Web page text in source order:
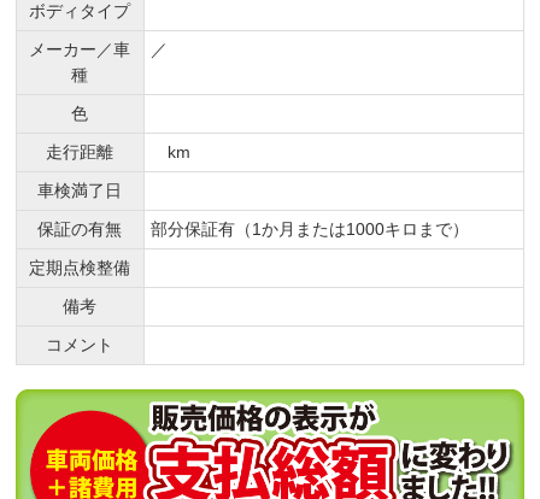
ボディタイプ
メーカー／車
種
／
色
走行距離
km
車検満了日
保証の有無
部分保証有（1か月または1000キロまで）
定期点検整備
備考
コメント